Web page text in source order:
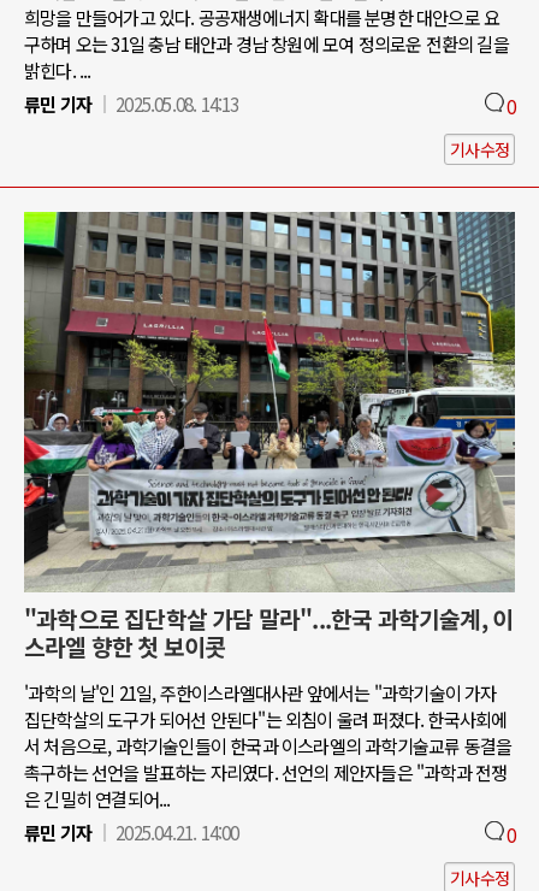
희망을 만들어가고 있다. 공공재생에너지 확대를 분명한 대안으로 요
구하며 오는 31일 충남 태안과 경남 창원에 모여 정의로운 전환의 길을
밝힌다. ...
류민 기자
2025.05.08. 14:13 0
기사수정
"과학으로 집단학살 가담 말라"...한국 과학기술계, 이
스라엘 향한 첫 보이콧
'과학의 날'인 21일, 주한이스라엘대사관 앞에서는 "과학기술이 가자
집단학살의 도구가 되어선 안된다"는 외침이 울려 퍼졌다. 한국사회에
서 처음으로, 과학기술인들이 한국과 이스라엘의 과학기술교류 동결을
촉구하는 선언을 발표하는 자리였다. 선언의 제안자들은 "과학과 전쟁
은 긴밀히 연결되어...
류민 기자
2025.04.21. 14:00 0
기사수정